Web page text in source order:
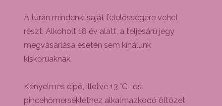
A túrán mindenki saját felelősségére vehet
részt. Alkoholt 18 év alatt, a teljesárú jegy
megvásárlása esetén sem kínálunk
kiskorúaknak.
Kényelmes cipő, illetve 13 °C- os
pincehőmérséklethez alkalmazkodó öltözet